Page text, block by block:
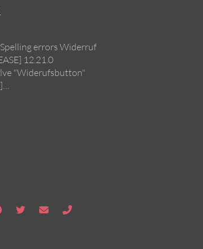
errors Widerruf
12.21.0
"Widerufsbutton"